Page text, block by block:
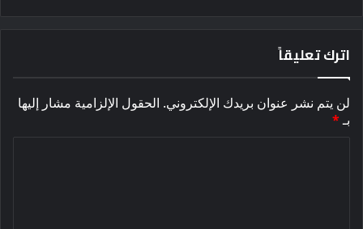
اترك تعليقاً
لن يتم نشر عنوان بريدك الإلكتروني. الحقول الإلزامية مشار إليها
بـ*